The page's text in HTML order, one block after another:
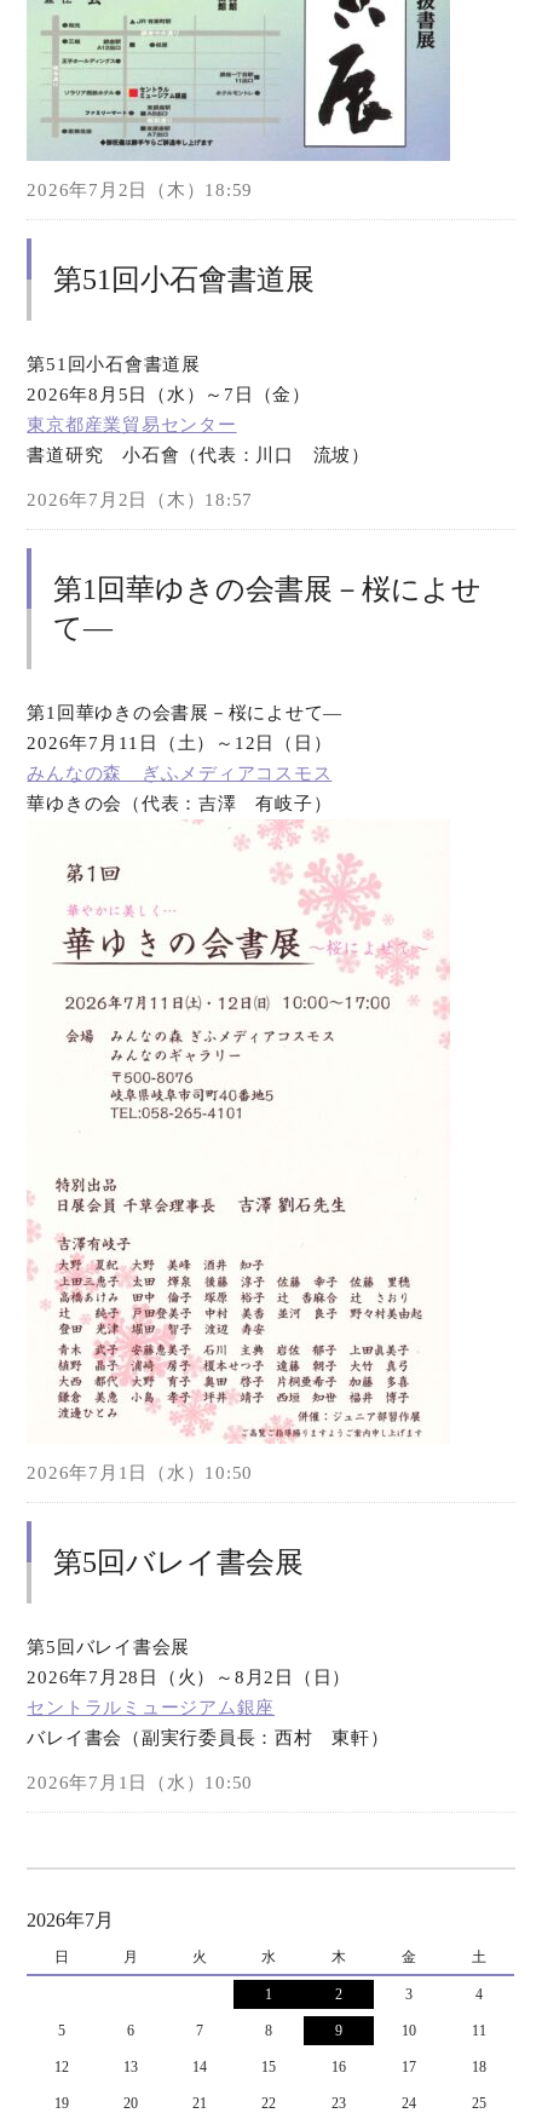
2026年7月2日（木）18:59
第51回小石會書道展
第51回小石會書道展
2026年8月5日（水）～7日（金）
東京都産業貿易センター
書道研究 小石會（代表：川口 流坡）
2026年7月2日（木）18:57
第1回華ゆきの会書展－桜によせ
て―
第1回華ゆきの会書展－桜によせて―
2026年7月11日（土）～12日（日）
みんなの森 ぎふメディアコスモス
華ゆきの会（代表：吉澤 有岐子）
2026年7月1日（水）10:50
第5回バレイ書会展
第5回バレイ書会展
2026年7月28日（火）～8月2日（日）
セントラルミュージアム銀座
バレイ書会（副実行委員長：西村 東軒）
2026年7月1日（水）10:50
2026年7月
日 月 火 水 木 金 土
1 2 3 4
5 6 7 8 9 10 11
12 13 14 15 16 17 18
19 20 21 22 23 24 25